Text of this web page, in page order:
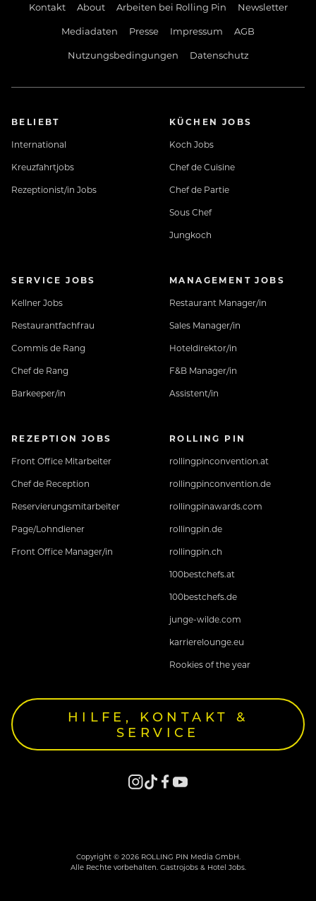
Firmenradl
Worauf wartest Du noch?
crew.at
Kontakt About Arbeiten bei Rolling Pin
Newsletter
Mediadaten
Presse Impressum
AGB
Nutzungsbedingungen
Datenschutz
BELIEBT
International
Kreuzfahrtjobs
Rezeptionist/in Jobs
KÜCHEN JOBS
Koch Jobs
Chef de Cuisine
Chef de Partie
Sous Chef
Jungkoch
SERVICE JOBS
Kellner Jobs
Restaurantfachfrau
Commis de Rang
Chef de Rang
Barkeeper/in
MANAGEMENT JOBS
Restaurant Manager/in
Sales Manager/in
Hoteldirektor/in
F&B Manager/in
Assistent/in
REZEPTION JOBS
Front Office Mitarbeiter
Chef de Reception
Reservierungsmitarbeiter
Page/Lohndiener
Front Office Manager/in
ROLLING PIN
rollingpinconvention.at
rollingpinconvention.de
rollingpinawards.com
rollingpin.de
rollingpin.ch
100bestchefs.at
100bestchefs.de
junge-wilde.com
karrierelounge.eu
Rookies of the year
HILFE, KONTAKT &
SERVICE
Copyright © 2026 ROLLING PIN Media GmbH.
Alle Rechte vorbehalten. Gastrojobs & Hotel Jobs.